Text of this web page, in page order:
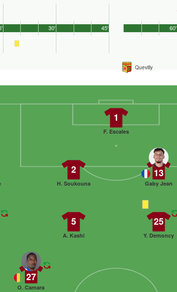
45'
30'
Quevilly
60'
1
F. Escales
13
Gaby Jean
2
H. Soukouna
25
Y. Demoncy
5
A. Kashi
27
O. Camara